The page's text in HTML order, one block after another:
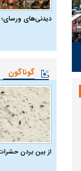
دیدنی‌های ورسای؛
گوناگون
از بین بردن